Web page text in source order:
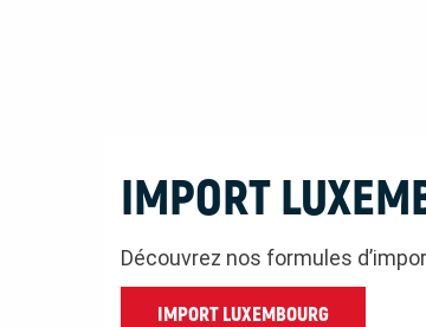
IMPORT
Découvrez nos formules
IMPORT LUXEMBOURG